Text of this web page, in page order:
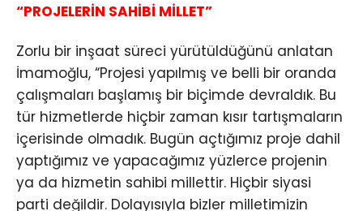
“PROJELERİN SAHİBİ MİLLET”
Zorlu bir inşaat süreci yürütüldüğünü anlatan
İmamoğlu, “Projesi yapılmış ve belli bir oranda
çalışmaları başlamış bir biçimde devraldık. Bu
tür hizmetlerde hiçbir zaman kısır tartışmaların
içerisinde olmadık. Bugün açtığımız proje dahil
yaptığımız ve yapacağımız yüzlerce projenin
ya da hizmetin sahibi millettir. Hiçbir siyasi
parti değildir. Dolayısıyla bizler milletimizin